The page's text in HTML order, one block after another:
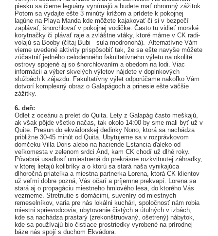
piesku sa čierne leguány vynímajú a budete mať ohromný zážitok.
Potom sa vydajte ešte 3 minúty krížom a prídete k pokojnej
lagúne na Playa Manda kde môžete kajakovať či si v bezpečí
zaplávať, šnorchlovať v pokojnej vodičke. Často tu vidieť morské
korytnačky či plávať raje a zvláštne vtáky, ktoré máme v CK radi-
volajú sa Booby (čítaj Bubi - sula modronohá). Alternatívne Vám
vieme uvedené aktivity prispôsobiť tak, že sa ešte navyše môžete
zúčastniť jedného celodenného fakultatívneho výletu na okolité
ostrovy spojené aj so šnorchlovaním a obedom na lodi. Viac
informácii a výber skvelých výletov nájdete v doplnkových
službách k zájazdu. Fakultatívny výlet odporúčame nakoľko Vám
dotvorí komplexný obraz o Galapágoch a prinesie ešte väčšie
zážitky.
6. deň:
Odlet z oceánu a prelet do Quita. Lety z Galapág často meškajú,
ak však pôjde všetko načas, tak okolo 14:00 by sme mali byť už v
Quite. Presun do ekvádorskej dedinky Nono, ktorá sa nachádza
približne 30-45 minút od Quita. Ubytujeme sa v rozprávkovom
domčeku Villa Doris alebo na haciende Estancia ďaleko od
veľkomesta v zelenom srdci Ánd, kam CK chodí už dlhé roky.
Pôvabná usadlosť umiestnená do prekrásne rozkvitnutej záhradky,
v ktorej lietajú kolibríky a o ktorú sa stará naša vynikajúca
dlhoročná priateľka a miestna partnerka Lorena, ktorá CK klientov
už veľmi dobre pozná, Vás očarí a príjemne prekvapí. Lorena sa
stará aj o propagáciu miestneho hmlového lesa, do ktorého Vás
vezmeme. Stretnutie s domácimi, suveníry od miestnych
remeselníkov, varia pre nás lokálni kuchári, spoločnosť nám robia
miestni sprievodcovia, ubytovanie čistých a útulných v izbách,
kde sa nachádza prastarý (zrekonštruovaný, ošetrený) nábytok,
kde sa používajú bio čistiace prostriedky vyrobené na prírodnej
báze nás spojí s duchom Ekvádora.